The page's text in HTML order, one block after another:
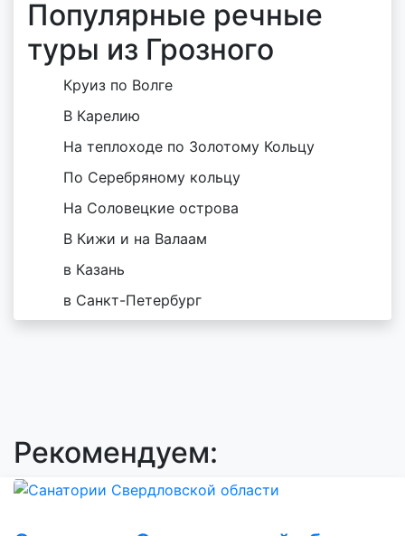
Популярные речные
туры из Грозного
Круиз по Волге
В Карелию
На теплоходе по Золотому Кольцу
По Серебряному кольцу
На Соловецкие острова
В Кижи и на Валаам
в Казань
в Санкт-Петербург
Рекомендуем: